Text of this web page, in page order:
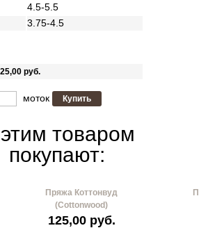
4.5-5.5
3.75-4.5
руб.
моток
товаром
покупают:
Пряжа Коттонвуд
(Cottonwood)
125,00 руб.